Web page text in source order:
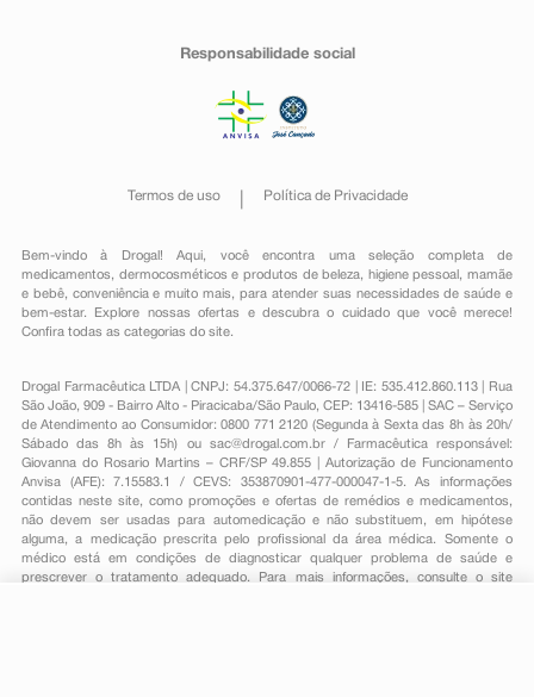
Responsabilidade social
Termos de uso Política de Privacidade
Bem-vindo à Drogal! Aqui, você encontra uma seleção completa de
medicamentos , dermocosméticos e produtos de beleza, higiene pessoal ,mamãe
e bebê, conveniênciae muito mais, para atender suas necessidades de saúde e
bem-estar. Explore nossas ofertas e descubra o cuidado que você merece!
Confira todas as categorias do site.
Drogal Farmacêutica LTDA | CNPJ: 54.375.647/0066-72 | IE: 535.412.860.113 | Rua
São João, 909 - Bairro Alto - Piracicaba/São Paulo, CEP: 13416-585 | SAC – Serviço
de Atendimento ao Consumidor: 0800 771 2120 (Segunda à Sexta das 8h às 20h/
Sábado das 8h às 15h) ou sac@drogal.com.br/ Farmacêutica responsável:
Giovanna do Rosario Martins – CRF/SP 49.855 | Autorização de Funcionamento
Anvisa (AFE): 7.15583.1 / CEVS: 353870901-477-000047-1-5. As informações
contidas neste site, como promoções e ofertas de remédios e medicamentos,
não devem ser usadas para automedicação e não substituem, em hipótese
alguma, a medicação prescrita pelo profissional da área médica. Somente o
médico está em condições de diagnosticar qualquer problema de saúde e
prescrever o tratamento adequado. Para mais informações, consulte o site